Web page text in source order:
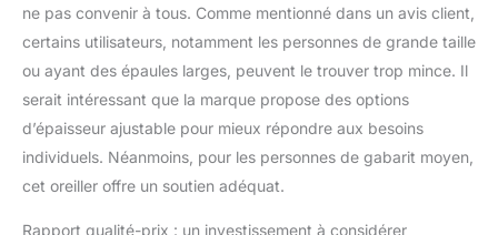
parfait » Gel médical de
haute qualité : le
matériau Technogel
utilisé sur le dessus de
nos oreillers est de
qualité médicale et
inodore, assurant votre
Il est également certifié
Oeko-Tex sans
ne pas convenir à tous. Comme mentionné dans un avis client,
certains utilisateurs, notamment les personnes de grande taille
ou ayant des épaules larges, peuvent le trouver trop mince. Il
serait intéressant que la marque propose des options
d’épaisseur ajustable pour mieux répondre aux besoins
individuels. Néanmoins, pour les personnes de gabarit moyen,
cet oreiller offre un soutien adéquat.
Rapport qualité-prix : un investissement à considérer